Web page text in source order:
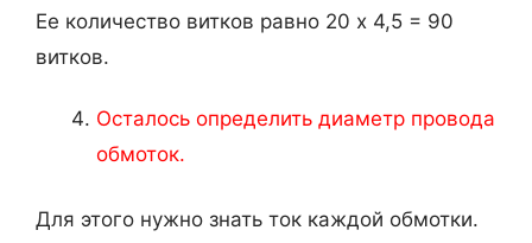
Ее количество витков равно 20 х 4,5 = 90
витков.
Осталось определить диаметр провода
обмоток.
Для этого нужно знать ток каждой обмотки.